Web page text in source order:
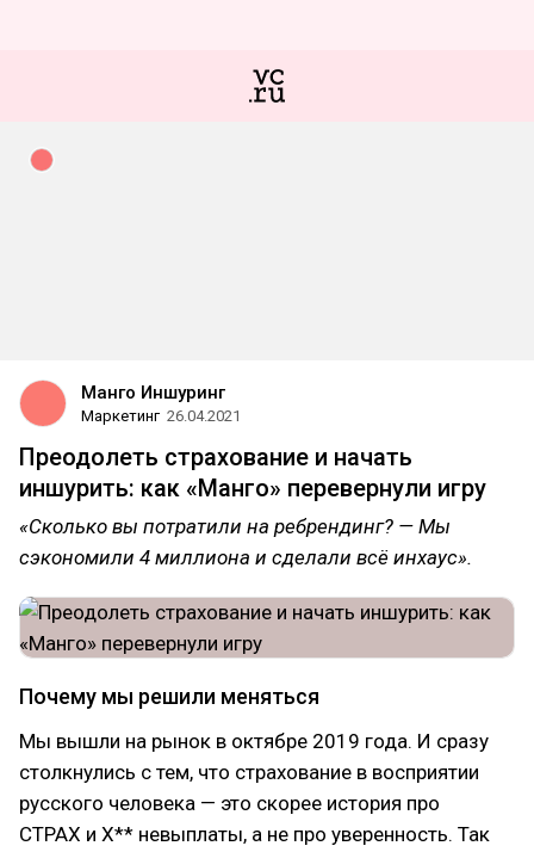
Манго Иншуринг
Маркетинг 26.04.2021
Преодолеть страхование и начать
иншурить: как «Манго» перевернули игру
«Сколько вы потратили на ребрендинг? — Мы
сэкономили 4 миллиона и сделали всё инхаус».
Почему мы решили меняться
Мы вышли на рынок в октябре 2019 года. И сразу
столкнулись с тем, что страхование в восприятии
русского человека — это скорее история про
СТРАХ и Х** невыплаты, а не про уверенность. Так